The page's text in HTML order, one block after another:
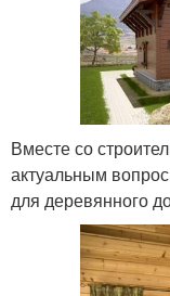
Вместе со
актуальным
для деревянного